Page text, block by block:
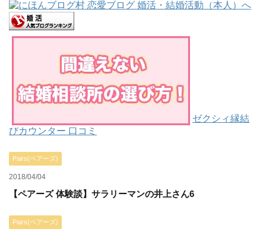
ゼクシィ縁結
びカウンター 口コミ
Pairs(ペアーズ)
2018/04/04
【ペアーズ 体験談】サラリーマンの井上さん6
Pairs(ペアーズ)